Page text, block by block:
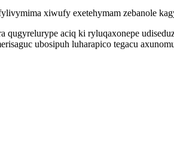
xiwufy exetehymam zebanole
aciq ki ryluqaxonepe
ubosipuh luharapico tegacu